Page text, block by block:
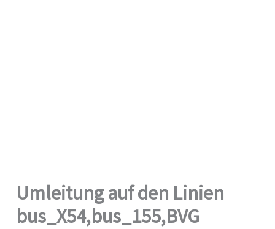
Umleitung auf den Linien
bus_X54,bus_155,BVG